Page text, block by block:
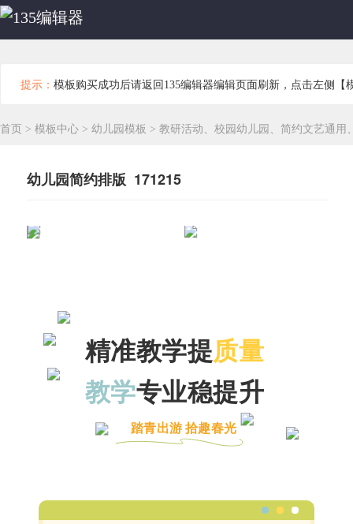
提示： 模板购买成功后请返回135编辑器编辑页面刷新，点击左侧【
首页 > 模板中心 > 幼儿园模板 > 教研活动、校园幼儿园、简约文艺通用
幼儿园简约排版 171215
精准教学提质量
教学专业稳提升
踏青出游 拾趣春光